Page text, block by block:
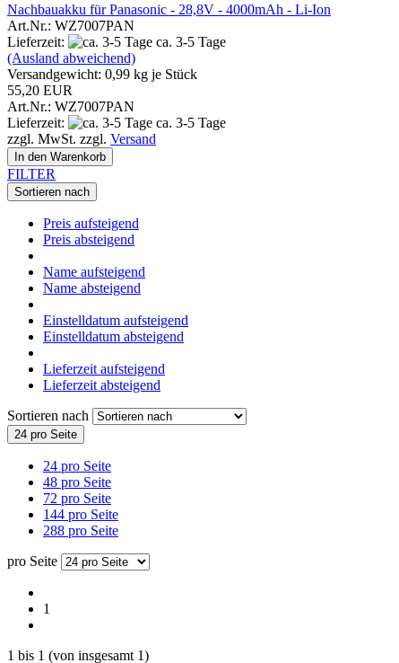
Nachbauakku für Panasonic - 28,8V - 4000mAh - Li-Ion
Art.Nr.: WZ7007PAN
Lieferzeit:
ca. 3-5 Tage
(Ausland abweichend)
Versandgewicht: 0,99 kg je Stück
55,20 EUR
Art.Nr.: WZ7007PAN
Lieferzeit:
ca. 3-5 Tage
zzgl. MwSt. zzgl. Versand
In den Warenkorb
FILTER
Sortieren nach
Preis aufsteigend
Preis absteigend
Name aufsteigend
Name absteigend
Einstelldatum aufsteigend
Einstelldatum absteigend
Lieferzeit aufsteigend
Lieferzeit absteigend
Sortieren nach
24 pro Seite
24 pro Seite
48 pro Seite
72 pro Seite
144 pro Seite
288 pro Seite
pro Seite
1
1 bis 1 (von insgesamt 1)